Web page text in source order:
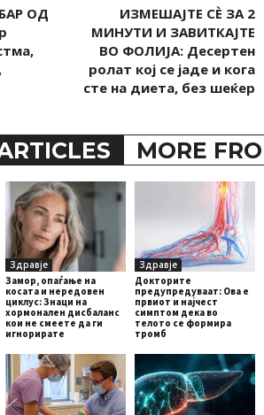
ОД
ИЗМЕШАЈТЕ СÈ ЗА 2
МИНУТИ И ЗАВИТКАЈТЕ
ВО ФОЛИЈА: Десертен
ролат кој се јаде и кога
сте на диета, без шеќер
MORE
Здравје
Замор, опаѓање на
косата и нередовен
циклус: Знаци на
хормонален дисбаланс
кои не смеете да ги
игнорирате
Здравје
Докторите
предупредуваат: Ова е
првиот и најчест
симптом дека во
телото се формира
тромб